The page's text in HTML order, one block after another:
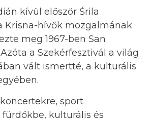
kívül először Śrila
Krisna-hívők mozgalmának
meg 1967-ben San
a Szekérfesztivál a világ
vált ismertté, a kulturális
sport
kulturális és